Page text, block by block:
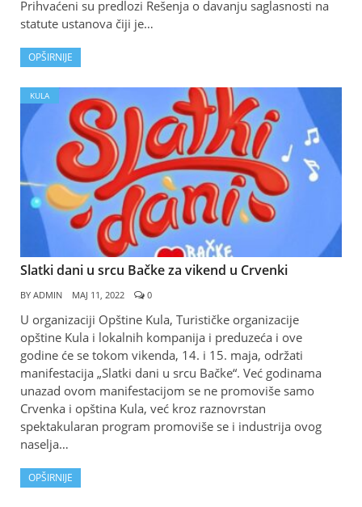
Prihvaćeni su predlozi Rešenja o davanju saglasnosti na
statute ustanova čiji je…
OPŠIRNIJE
KULA
Slatki dani u srcu Bačke za vikend u Crvenki
BY ADMIN МАЈ 11, 2022 0
U organizaciji Opštine Kula, Turističke organizacije
opštine Kula i lokalnih kompanija i preduzeća i ove
godine će se tokom vikenda, 14. i 15. maja, održati
manifestacija „Slatki dani u srcu Bačke“. Već godinama
unazad ovom manifestacijom se ne promoviše samo
Crvenka i opština Kula, već kroz raznovrstan
spektakularan program promoviše se i industrija ovog
naselja…
OPŠIRNIJE